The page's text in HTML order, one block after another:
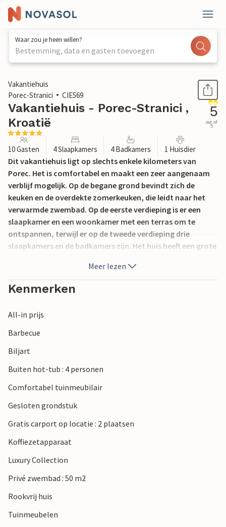
Waar zou je heen willen?
Bestemming, data en gasten toevoegen
1 / 64
Vakantiehuis
Porec-Stranici
CIE569
Vakantiehuis - Porec-Stranici ,
Kroatië
5
out of
5
10 Gasten 4 Slaapkamers 4 Badkamers 1 Huisdier
Dit vakantiehuis ligt op slechts enkele kilometers van
Porec. Het is comfortabel en maakt een zeer aangenaam
verblijf mogelijk. Op de begane grond bevindt zich de
keuken en de overdekte zomerkeuken, die leidt naar het
verwarmde zwembad. Op de eerste verdieping is er een
slaapkamer en een woonkamer met een terras om te
ontspannen, terwijl er op de tweede verdieping drie
slaapkamers en de badkamers zijn. Het huis heeft een grote
waardoor uw privacy gewaarborgd is. De binnenplaats is
geschikt voor kinderen om ongestoord te spelen. Ontspan
in de hot tub op het bovenste terras.
Meer lezen
Kenmerken
All-in prijs
Barbecue
Biljart
Buiten hot-tub : 4 personen
Comfortabel tuinmeubilair
Gesloten grondstuk
Gratis carport op locatie : 2 plaatsen
Koffiezetapparaat
Luxury Collection
Privé zwembad : 50 m2
Rookvrij huis
Tuinmeubelen